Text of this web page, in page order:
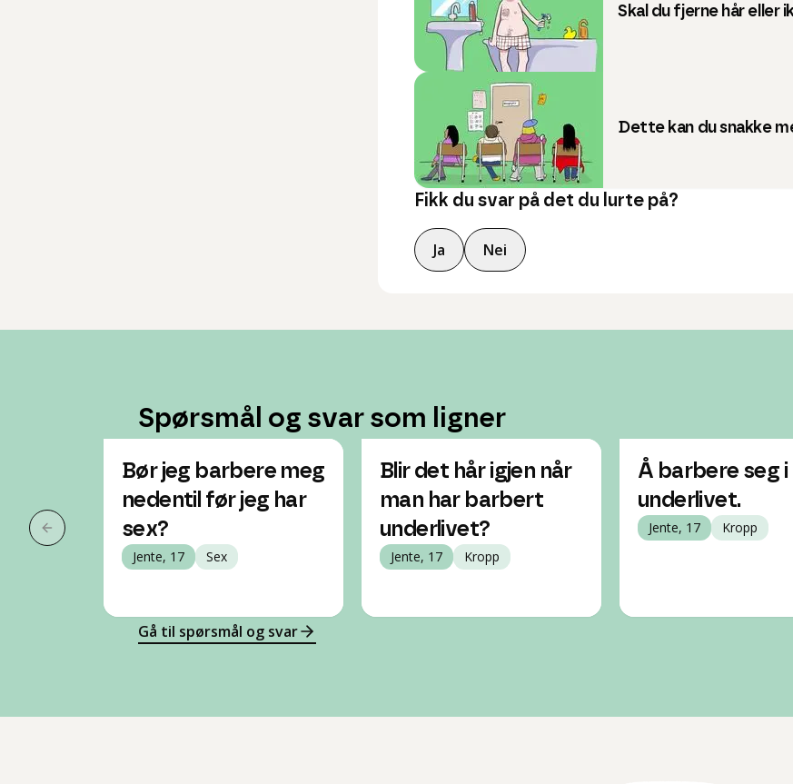
Skal du fjerne hår eller
Dette kan du snakke
Fikk du svar på det du lurte på?
Ja Nei
Spørsmål og svar som ligner
Forrige slide
Bør jeg barbere meg
nedentil før jeg har
sex?
Jente, 17 Sex
Blir det hår igjen når
man har barbert
underlivet?
Jente, 17 Kropp
Å barbere seg i
underlivet.
Jente, 17 Kropp
Gå til spørsmål og svar